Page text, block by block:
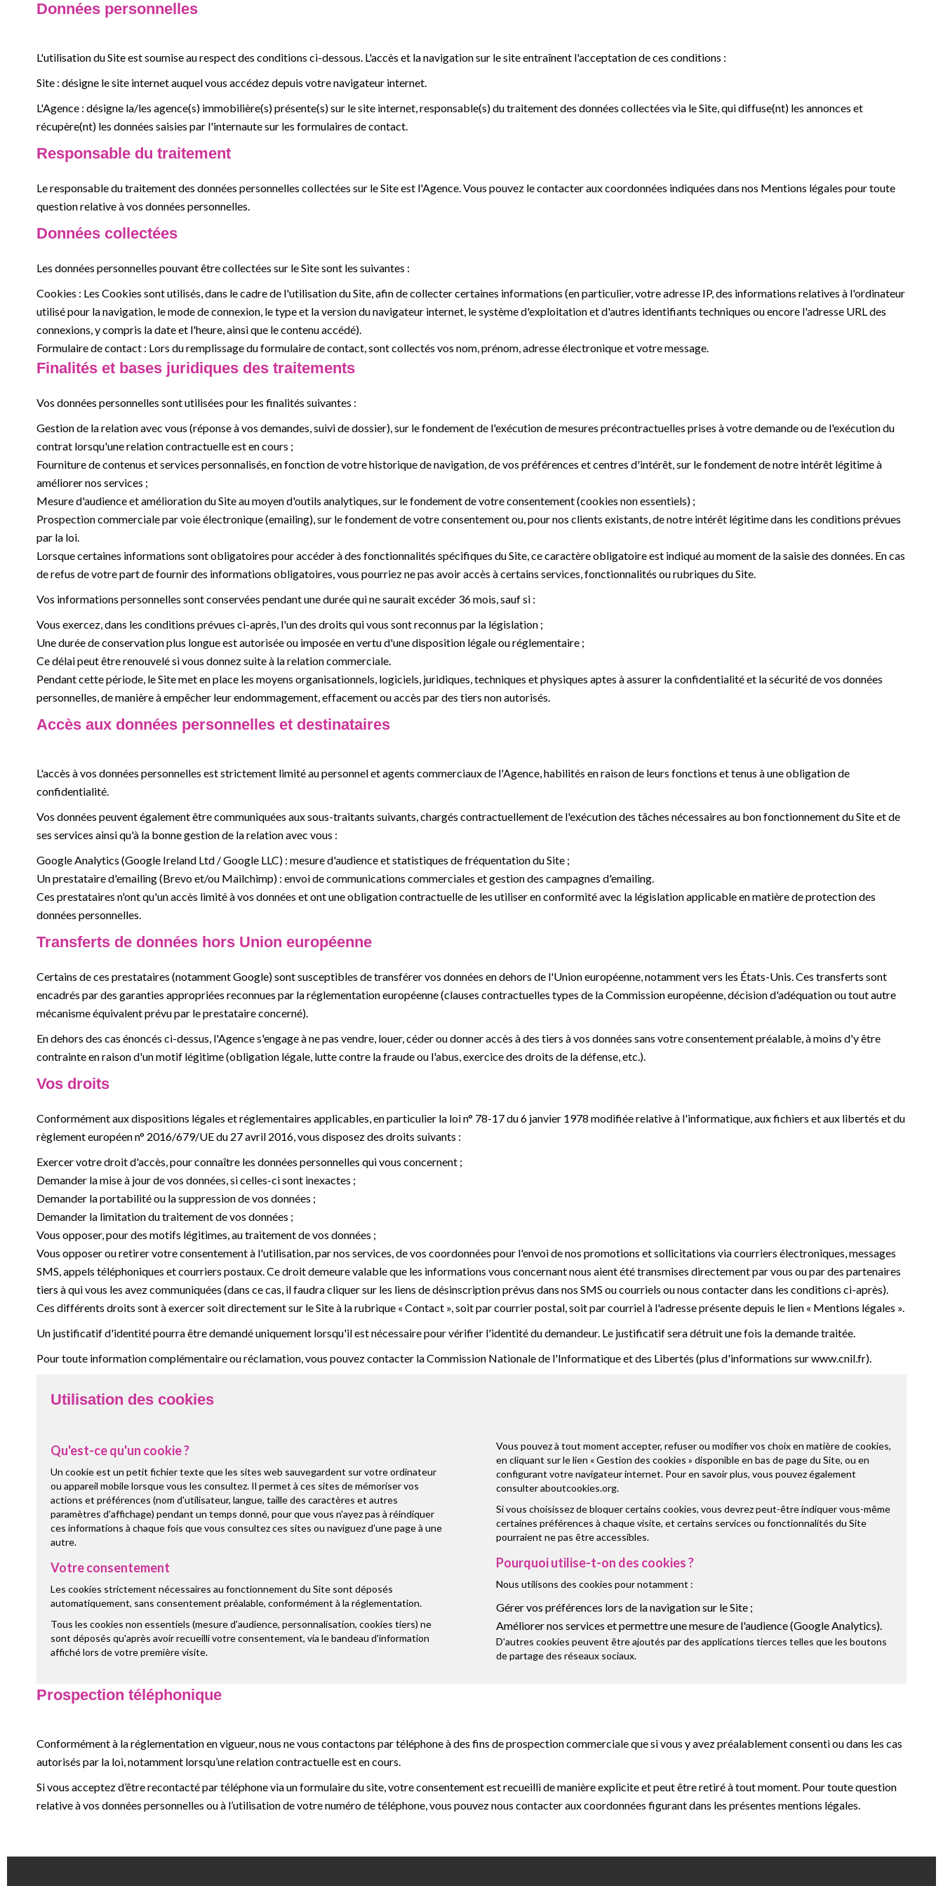
Données personnelles
L'utilisation du Site est soumise au respect des conditions ci-dessous. L'accès et la navigation sur le site entraînent l'acceptation de ces conditions :
Site : désigne le site internet auquel vous accédez depuis votre navigateur internet.
L'Agence : désigne la/les agence(s) immobilière(s) présente(s) sur le site internet, responsable(s) du traitement des données collectées via le Site, qui diffuse(nt) les annonces et
récupère(nt) les données saisies par l'internaute sur les formulaires de contact.
Responsable du traitement
Le responsable du traitement des données personnelles collectées sur le Site est l'Agence. Vous pouvez le contacter aux coordonnées indiquées dans nos Mentions légales pour toute
question relative à vos données personnelles.
Données collectées
Les données personnelles pouvant être collectées sur le Site sont les suivantes :
Cookies : Les Cookies sont utilisés, dans le cadre de l'utilisation du Site, afin de collecter certaines informations (en particulier, votre adresse IP, des informations relatives à l'ordinateur
utilisé pour la navigation, le mode de connexion, le type et la version du navigateur internet, le système d'exploitation et d'autres identifiants techniques ou encore l'adresse URL des
connexions, y compris la date et l'heure, ainsi que le contenu accédé).
Formulaire de contact : Lors du remplissage du formulaire de contact, sont collectés vos nom, prénom, adresse électronique et votre message.
Finalités et bases juridiques des traitements
Vos données personnelles sont utilisées pour les finalités suivantes :
Gestion de la relation avec vous (réponse à vos demandes, suivi de dossier), sur le fondement de l'exécution de mesures précontractuelles prises à votre demande ou de l'exécution du
contrat lorsqu'une relation contractuelle est en cours ;
Fourniture de contenus et services personnalisés, en fonction de votre historique de navigation, de vos préférences et centres d'intérêt, sur le fondement de notre intérêt légitime à
améliorer nos services ;
Mesure d'audience et amélioration du Site au moyen d'outils analytiques, sur le fondement de votre consentement (cookies non essentiels) ;
Prospection commerciale par voie électronique (emailing), sur le fondement de votre consentement ou, pour nos clients existants, de notre intérêt légitime dans les conditions prévues
par la loi.
Lorsque certaines informations sont obligatoires pour accéder à des fonctionnalités spécifiques du Site, ce caractère obligatoire est indiqué au moment de la saisie des données. En cas
de refus de votre part de fournir des informations obligatoires, vous pourriez ne pas avoir accès à certains services, fonctionnalités ou rubriques du Site.
Vos informations personnelles sont conservées pendant une durée qui ne saurait excéder 36 mois, sauf si :
Vous exercez, dans les conditions prévues ci-après, l'un des droits qui vous sont reconnus par la législation ;
Une durée de conservation plus longue est autorisée ou imposée en vertu d'une disposition légale ou réglementaire ;
Ce délai peut être renouvelé si vous donnez suite à la relation commerciale.
Pendant cette période, le Site met en place les moyens organisationnels, logiciels, juridiques, techniques et physiques aptes à assurer la confidentialité et la sécurité de vos données
personnelles, de manière à empêcher leur endommagement, effacement ou accès par des tiers non autorisés.
Accès aux données personnelles et destinataires
L'accès à vos données personnelles est strictement limité au personnel et agents commerciaux de l'Agence, habilités en raison de leurs fonctions et tenus à une obligation de
confidentialité.
Vos données peuvent également être communiquées aux sous-traitants suivants, chargés contractuellement de l'exécution des tâches nécessaires au bon fonctionnement du Site et de
ses services ainsi qu'à la bonne gestion de la relation avec vous :
Google Analytics (Google Ireland Ltd / Google LLC) : mesure d'audience et statistiques de fréquentation du Site ;
Un prestataire d'emailing (Brevo et/ou Mailchimp) : envoi de communications commerciales et gestion des campagnes d'emailing.
Ces prestataires n'ont qu'un accès limité à vos données et ont une obligation contractuelle de les utiliser en conformité avec la législation applicable en matière de protection des
données personnelles.
Transferts de données hors Union européenne
Certains de ces prestataires (notamment Google) sont susceptibles de transférer vos données en dehors de l'Union européenne, notamment vers les États-Unis. Ces transferts sont
encadrés par des garanties appropriées reconnues par la réglementation européenne (clauses contractuelles types de la Commission européenne, décision d'adéquation ou tout autre
mécanisme équivalent prévu par le prestataire concerné).
En dehors des cas énoncés ci-dessus, l'Agence s'engage à ne pas vendre, louer, céder ou donner accès à des tiers à vos données sans votre consentement préalable, à moins d'y être
contrainte en raison d'un motif légitime (obligation légale, lutte contre la fraude ou l'abus, exercice des droits de la défense, etc.).
Vos droits
Conformément aux dispositions légales et réglementaires applicables, en particulier la loi n° 78-17 du 6 janvier 1978 modifiée relative à l'informatique, aux fichiers et aux libertés et du
règlement européen n° 2016/679/UE du 27 avril 2016, vous disposez des droits suivants :
Exercer votre droit d'accès, pour connaître les données personnelles qui vous concernent ;
Demander la mise à jour de vos données, si celles-ci sont inexactes ;
Demander la portabilité ou la suppression de vos données ;
Demander la limitation du traitement de vos données ;
Vous opposer, pour des motifs légitimes, au traitement de vos données ;
Vous opposer ou retirer votre consentement à l'utilisation, par nos services, de vos coordonnées pour l'envoi de nos promotions et sollicitations via courriers électroniques, messages
SMS, appels téléphoniques et courriers postaux. Ce droit demeure valable que les informations vous concernant nous aient été transmises directement par vous ou par des partenaires
tiers à qui vous les avez communiquées (dans ce cas, il faudra cliquer sur les liens de désinscription prévus dans nos SMS ou courriels ou nous contacter dans les conditions ci-après).
Ces différents droits sont à exercer soit directement sur le Site à la rubrique « Contact », soit par courrier postal, soit par courriel à l'adresse présente depuis le lien « Mentions légales ».
Un justificatif d'identité pourra être demandé uniquement lorsqu'il est nécessaire pour vérifier l'identité du demandeur. Le justificatif sera détruit une fois la demande traitée.
Pour toute information complémentaire ou réclamation, vous pouvez contacter la Commission Nationale de l'Informatique et des Libertés (plus d'informations sur www.cnil.fr).
Utilisation des cookies
Qu'est-ce qu'un cookie ?
Un cookie est un petit fichier texte que les sites web sauvegardent sur votre ordinateur
ou appareil mobile lorsque vous les consultez. Il permet à ces sites de mémoriser vos
actions et préférences (nom d'utilisateur, langue, taille des caractères et autres
paramètres d'affichage) pendant un temps donné, pour que vous n'ayez pas à réindiquer
ces informations à chaque fois que vous consultez ces sites ou naviguez d'une page à une
autre.
Votre consentement
Les cookies strictement nécessaires au fonctionnement du Site sont déposés
automatiquement, sans consentement préalable, conformément à la réglementation.
Tous les cookies non essentiels (mesure d'audience, personnalisation, cookies tiers) ne
sont déposés qu'après avoir recueilli votre consentement, via le bandeau d'information
affiché lors de votre première visite.
Vous pouvez à tout moment accepter, refuser ou modifier vos choix en matière de cookies,
en cliquant sur le lien « Gestion des cookies » disponible en bas de page du Site, ou en
configurant votre navigateur internet. Pour en savoir plus, vous pouvez également
consulteraboutcookies.org.
Si vous choisissez de bloquer certains cookies, vous devrez peut-être indiquer vous-même
certaines préférences à chaque visite, et certains services ou fonctionnalités du Site
pourraient ne pas être accessibles.
Pourquoi utilise-t-on des cookies ?
Nous utilisons des cookies pour notamment :
Gérer vos préférences lors de la navigation sur le Site ;
Améliorer nos services et permettre une mesure de l'audience (Google Analytics).
D'autres cookies peuvent être ajoutés par des applications tierces telles que les boutons
de partage des réseaux sociaux.
Prospection téléphonique
Conformément à la réglementation en vigueur, nous ne vous contactons par téléphone à des fins de prospection commerciale que si vous y avez préalablement consenti ou dans les cas
autorisés par la loi, notamment lorsqu’une relation contractuelle est en cours.
Si vous acceptez d’être recontacté par téléphone via un formulaire du site, votre consentement est recueilli de manière explicite et peut être retiré à tout moment. Pour toute question
relative à vos données personnelles ou à l’utilisation de votre numéro de téléphone, vous pouvez nous contacter aux coordonnées figurant dans les présentes mentions légales.